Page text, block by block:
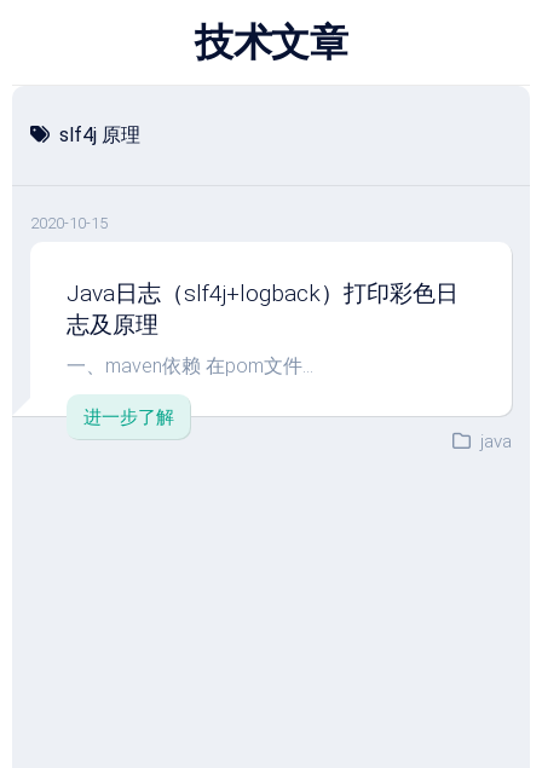
技术文章
slf4j 原理
2020-10-15
Java日志（slf4j+logback）打印彩色日
志及原理
一、maven依赖 在pom文件...
进一步了解
java